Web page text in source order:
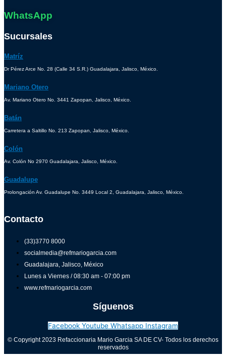
WhatsApp
Sucursales
Matríz
Dr Pérez Arce No. 28 (Calle 34 S.R.) Guadalajara, Jalisco, México.
Mariano Otero
Av. Mariano Otero No. 3441 Zapopan, Jalisco, México.
Batán
Carretera a Saltillo No. 213 Zapopan, Jalisco, México.
Colón
Av. Colón No 2970 Guadalajara, Jalisco, México.
Guadalupe
Prolongación Av. Guadalupe No. 3449 Local 2, Guadalajara, Jalisco, México.
Contacto
(33)3770 8000
socialmedia@refmariogarcia.com
Guadalajara, Jalisco, México
Lunes a Viernes / 08:30 am - 07:00 pm
www.refmariogarcia.com
Síguenos
Facebook Youtube Whatsapp Instagram
© Copyright 2023 Refaccionaria Mario Garcia SA DE CV- Todos los derechos
reservados